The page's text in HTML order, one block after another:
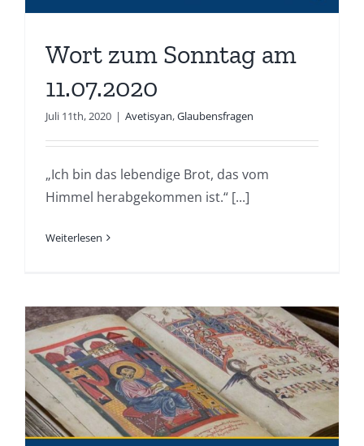
Wort zum Sonntag am
11.07.2020
Juli 11th, 2020 | Avetisyan,Glaubensfragen
„Ich bin das lebendige Brot, das vom
Himmel herabgekommen ist.“ [...]
Weiterlesen